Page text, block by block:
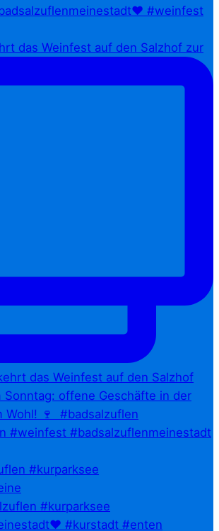
das Weinfest auf den Salzhof zur
#kurparksee